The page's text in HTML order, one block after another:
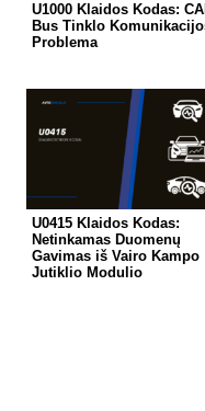
U1000 Klaidos Kodas:
Bus Tinklo
Problema
U0415 Klaidos Kodas:
Netinkamas Duomenų
Gavimas iš Vairo Kampo
Jutiklio Modulio